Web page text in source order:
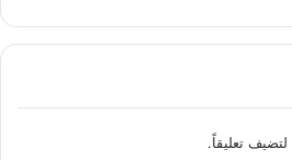
لتضيف تعليقاً.